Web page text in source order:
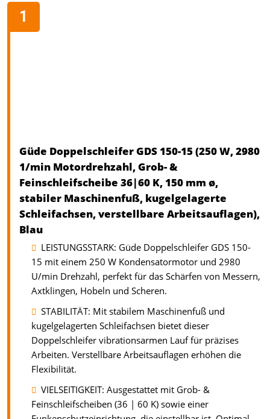
Güde Doppelschleifer GDS 150-15 (250 W, 2980
1/min Motordrehzahl, Grob- &
Feinschleifscheibe 36|60 K, 150 mm ø,
stabiler Maschinenfuß, kugelgelagerte
Schleifachsen, verstellbare Arbeitsauflagen),
Blau
LEISTUNGSSTARK: Güde Doppelschleifer GDS 150-
15 mit einem 250 W Kondensatormotor und 2980
U/min Drehzahl, perfekt für das Schärfen von Messern,
Axtklingen, Hobeln und Scheren.
STABILITÄT: Mit stabilem Maschinenfuß und
kugelgelagerten Schleifachsen bietet dieser
Doppelschleifer vibrationsarmen Lauf für präzises
Arbeiten. Verstellbare Arbeitsauflagen erhöhen die
Flexibilität.
VIELSEITIGKEIT: Ausgestattet mit Grob- &
Feinschleifscheiben (36 | 60 K) sowie einer